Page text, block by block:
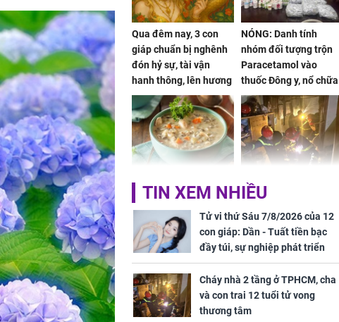
Qua đêm nay, 3 con
giáp chuẩn bị nghênh
đón hỷ sự, tài vận
hanh thông, lên hương
hóa Rồng hóa Phượng,
gom hết may mắn về
nhà
NÓNG: Danh tính
nhóm đối tượng trộn
Paracetamol vào
thuốc Đông y, nổ chữa
bách bệnh
Giá trị sức khỏe và
cách sử dụng đúng
của loại hạt bình dân
Cháy nhà 2 tầng ở
TPHCM, cha và con
trai 12 tuổi tử vong
thương tâm
Chân dung nam diễn
TIN XEM NHIỀU
Tử vi thứ Sáu 7/8/2026 của 12
con giáp: Dần - Tuất tiền bạc
đầy túi, sự nghiệp phát triển
hưng thịnh, Mão - Thân tài lộc
ảm đạm, mọi sự khó thành công
mỹ mãn
Cháy nhà 2 tầng ở TPHCM, cha
và con trai 12 tuổi tử vong
thương tâm